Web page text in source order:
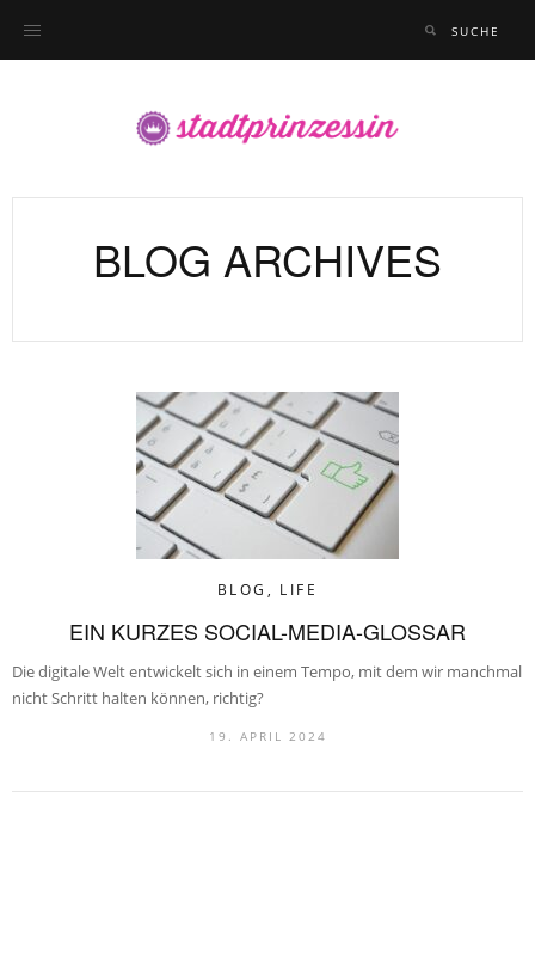
BLOG ARCHIVES
BLOG , LIFE
EIN KURZES SOCIAL-MEDIA-GLOSSAR
Die digitale Welt entwickelt sich in einem Tempo, mit dem wir manchmal
nicht Schritt halten können, richtig?
19. APRIL 2024